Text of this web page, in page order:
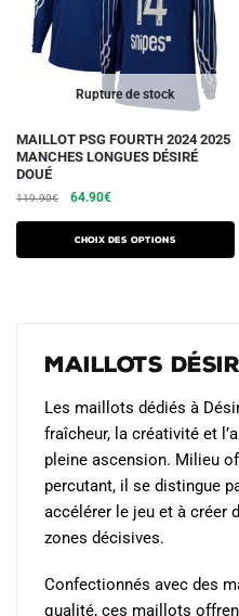
page
Rupture de stock
MAILLOT PSG FOURTH 2024 2025
MANCHES LONGUES DÉSIRÉ
DOUÉ
119.90€
Le
initial
était :
64.90€Le
actuel
est :
Choix des options
Ce
produit
a
variations.
choisies
Maillots
Les maillots dédiés à
fraîcheur, la créativité et
pleine ascension. Milieu
percutant, il se distingue
accélérer le jeu et à créer
zones décisives.
Confectionnés avec des
qualité, ces maillots